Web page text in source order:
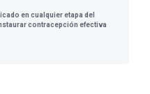
en cualquier etapa del
contracepción efectiva